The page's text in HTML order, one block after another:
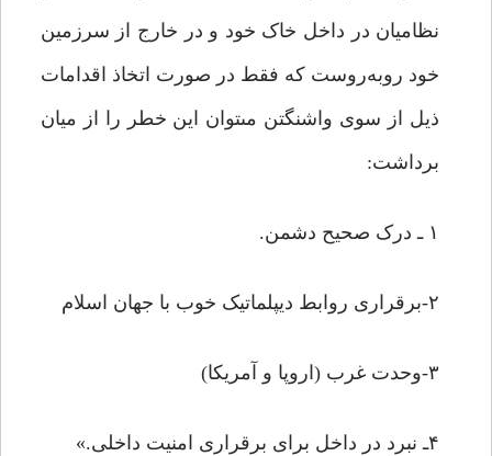
نظامیان در داخل خاک خود و در خارج از سرزمین
خود روبه‌روست که فقط در صورت اتخاذ اقدامات
ذیل از سوى واشنگتن مى‏توان این خطر را از میان
برداشت:
۱ ـ درک صحیح دشمن.
۲-برقرارى روابط دیپلماتیک خوب با جهان اسلام
۳-وحدت غرب (اروپا و آمریکا)
۴ـ نبرد در داخل براى برقرارى امنیت داخلى.»